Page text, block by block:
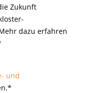
Zukunft
dazu erfahren
und